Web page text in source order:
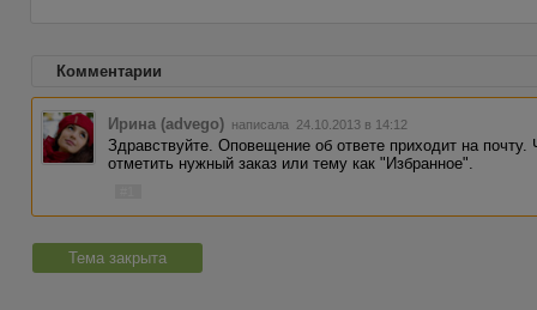
Комментарии
Ирина (advego) написала 24.10.2013 в 14:12
Здравствуйте. Оповещение об ответе приходит на
отметить нужный заказ или тему как "Избранное".
Тема закрыта